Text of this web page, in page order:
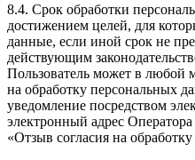
8.4. Срок обработки
достижением целей, для
данные, если иной срок не
действующим
Пользователь может в любой
на обработку персональных
уведомление посредством
электронный адрес
«Отзыв согласия на